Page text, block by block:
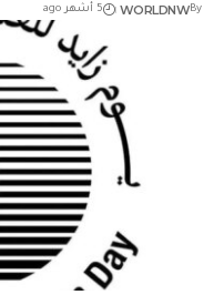
By
WORLDNW 5 أشهر ago